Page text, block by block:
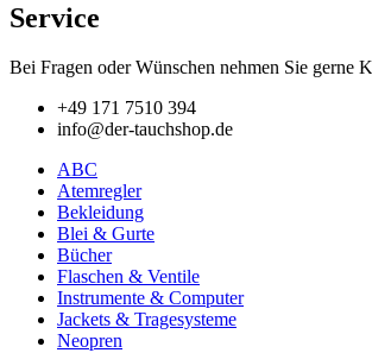
Service
Bei Fragen oder Wünschen nehmen Sie gerne
+49 171 7510 394
info@der-tauchshop.de
ABC
Atemregler
Bekleidung
Blei & Gurte
Bücher
Flaschen & Ventile
Instrumente & Computer
Jackets & Tragesysteme
Neopren